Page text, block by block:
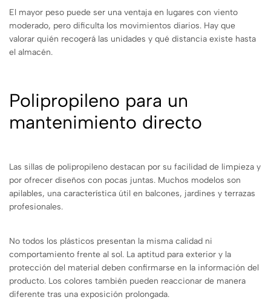
El mayor peso puede ser una ventaja en lugares con viento
moderado, pero dificulta los movimientos diarios. Hay que
valorar quién recogerá las unidades y qué distancia existe hasta
el almacén.
Polipropileno para un
mantenimiento directo
Las sillas de polipropileno destacan por su facilidad de limpieza y
por ofrecer diseños con pocas juntas. Muchos modelos son
apilables, una característica útil en balcones, jardines y terrazas
profesionales.
No todos los plásticos presentan la misma calidad ni
comportamiento frente al sol. La aptitud para exterior y la
protección del material deben confirmarse en la información del
producto. Los colores también pueden reaccionar de manera
diferente tras una exposición prolongada.